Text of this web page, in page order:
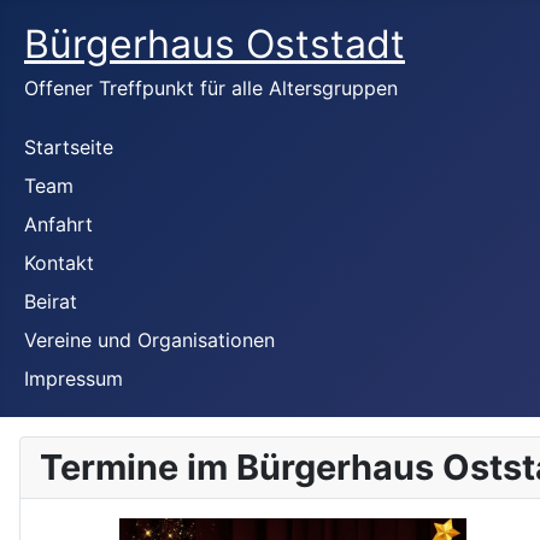
Bürgerhaus Oststadt
Offener Treffpunkt für alle Altersgruppen
Startseite
Team
Anfahrt
Kontakt
Beirat
Vereine und Organisationen
Impressum
Termine im Bürgerhaus